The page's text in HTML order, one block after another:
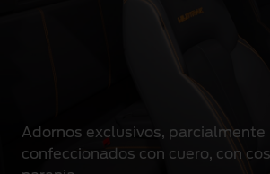
Adornos exclusivos, parcialmente
confeccionados con cuero, con